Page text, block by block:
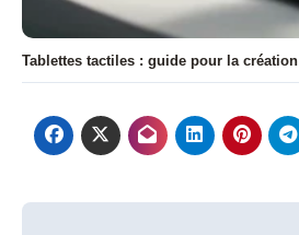
Tablettes tactiles : guide pour la